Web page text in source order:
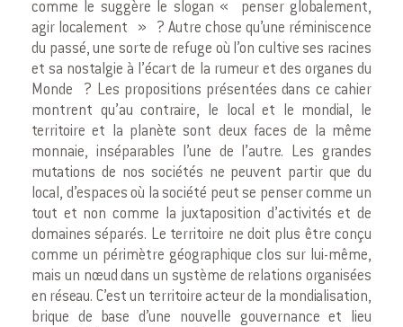
comme le suggère le slogan « penser globalement,
agir localement » ? Autre chose qu’une réminiscence
du passé, une sorte de refuge où l’on cultive ses racines
et sa nostalgie à l’écart de la rumeur et des organes du
Monde ? Les propositions présentées dans ce cahier
montrent qu’au contraire, le local et le mondial, le
territoire et la planète sont deux faces de la même
monnaie, inséparables l’une de l’autre. Les grandes
mutations de nos sociétés ne peuvent partir que du
local, d’espaces où la société peut se penser comme un
tout et non comme la juxtaposition d’activités et de
domaines séparés. Le territoire ne doit plus être conçu
comme un périmètre géographique clos sur lui-même,
mais un nœud dans un système de relations organisées
en réseau. C’est un territoire acteur de la mondialisation,
brique de base d’une nouvelle gouvernance et lieu